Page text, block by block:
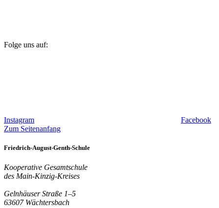
Folge uns auf:
Instagram
Facebook
Zum Seitenanfang
Friedrich-August-Genth-Schule
Kooperative Gesamtschule
des Main-Kinzig-Kreises
Gelnhäuser Straße 1–5
63607 Wächtersbach